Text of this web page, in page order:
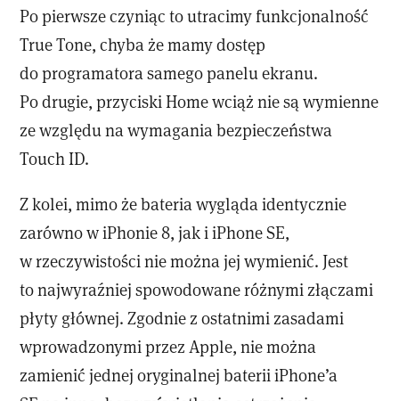
Po pierwsze czyniąc to utracimy funkcjonalność
True Tone, chyba że mamy dostęp
do programatora samego panelu ekranu.
Po drugie, przyciski Home wciąż nie są wymienne
ze względu na wymagania bezpieczeństwa
Touch ID.
Z kolei, mimo że bateria wygląda identycznie
zarówno w iPhonie 8, jak i iPhone SE,
w rzeczywistości nie można jej wymienić. Jest
to najwyraźniej spowodowane różnymi złączami
płyty głównej. Zgodnie z ostatnimi zasadami
wprowadzonymi przez Apple, nie można
zamienić jednej oryginalnej baterii iPhone’a